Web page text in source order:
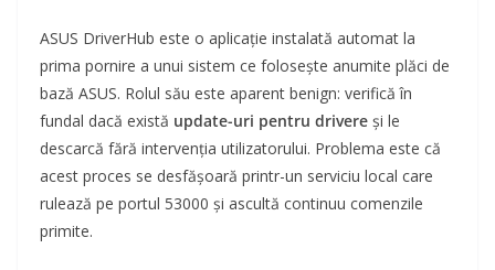
ASUS DriverHub este o aplicație instalată automat la
prima pornire a unui sistem ce folosește anumite plăci de
bază ASUS. Rolul său este aparent benign: verifică în
fundal dacă există update-uri pentru drivere și le
descarcă fără intervenția utilizatorului. Problema este că
acest proces se desfășoară printr-un serviciu local care
rulează pe portul 53000 și ascultă continuu comenzile
primite.